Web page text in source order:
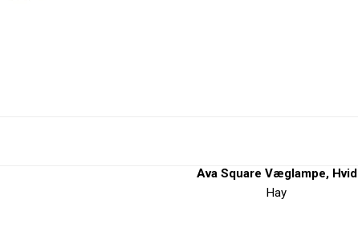
Ava Square Væglampe, Hvid
Hay